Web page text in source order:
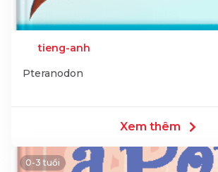
tieng-anh
Pteranodon
Xem thêm
0-3 tuổi